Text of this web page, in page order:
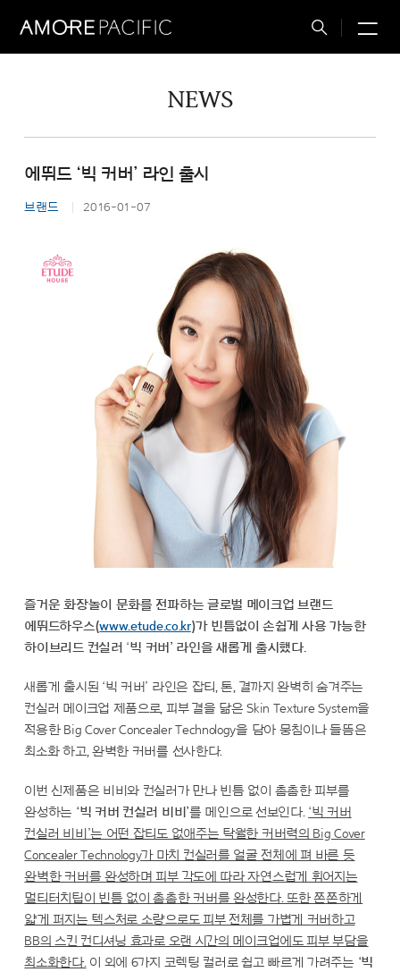
Total
NEWS
에뛰드 ‘빅 커버’ 라인 출시
브랜드 2016-01-07
즐거운 화장놀이 문화를 전파하는 글로벌 메이크업 브랜드
에뛰드하우스(www.etude.co.kr)가 빈틈없이 손쉽게 사용 가능한
하이브리드 컨실러 ‘빅 커버’ 라인을 새롭게 출시했다.
새롭게 출시된 ‘빅 커버’ 라인은 잡티, 톤, 결까지 완벽히 숨겨주는
컨실러 메이크업 제품으로, 피부 결을 닮은 Skin Texture System을
적용한 Big Cover Concealer Technology을 담아 뭉침이나 들뜸은
최소화 하고, 완벽한 커버를 선사한다.
이번 신제품은 비비와 컨실러가 만나 빈틈 없이 촘촘한 피부를
완성하는 ‘빅 커버 컨실러 비비’를 메인으로 선보인다. ‘빅 커버
컨실러 비비’는 어떤 잡티도 없애주는 탁월한 커버력의 Big Cover
Concealer Technology가 마치 컨실러를 얼굴 전체에 펴 바른 듯
완벽한 커버를 완성하며 피부 각도에 따라 자연스럽게 휘어지는
멀티터치팁이 빈틈 없이 촘촘한 커버를 완성한다. 또한 쫀쫀하게
얇게 퍼지는 텍스처로 소량으로도 피부 전체를 가볍게 커버하고
BB의 스킨 컨디셔닝 효과로 오랜 시간의 메이크업에도 피부 부담을
최소화한다.이 외에 6가지 코렉팅 컬러로 쉽고 빠르게 가려주는 ‘빅